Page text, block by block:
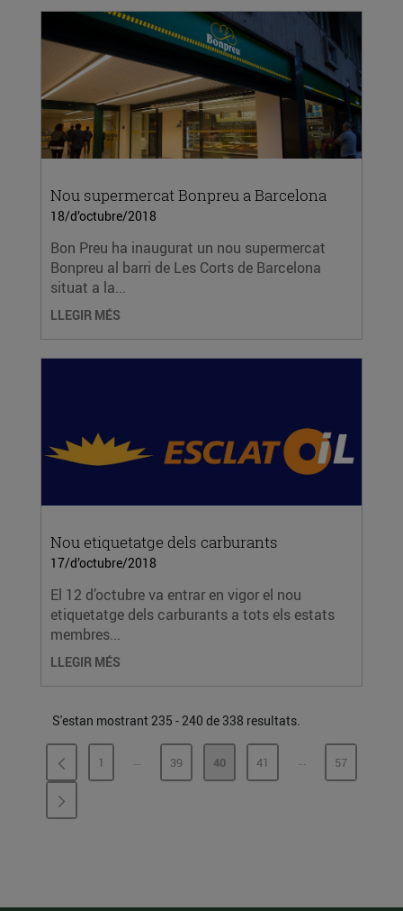
Nou supermercat Bonpreu a Barcelona
18/d’octubre/2018
Bon Preu ha inaugurat un nou supermercat
Bonpreu al barri de Les Corts de Barcelona
situat a la...
LLEGIR MÉS
Nou etiquetatge dels carburants
17/d’octubre/2018
El 12 d’octubre va entrar en vigor el nou
etiquetatge dels carburants a tots els estats
membres...
LLEGIR MÉS
S'estan mostrant 235 - 240 de 338 resultats.
PÀGINA
1 ...PÀGINES INTERMÈDIES
PÀGINA
39 PÀGINA
40 PÀGINA
41 ...PÀGINESPÀGINA
57